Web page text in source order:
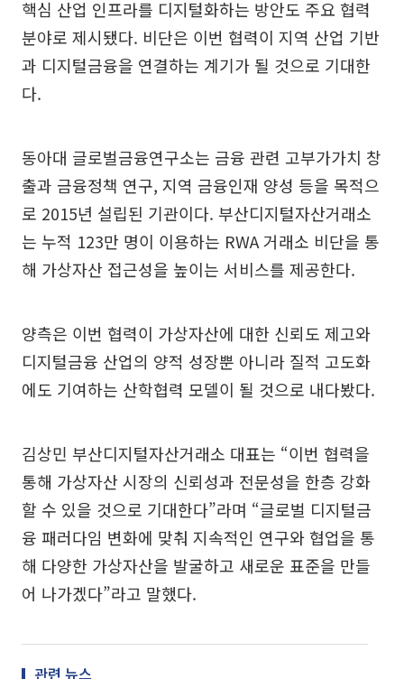
핵심 산업 인프라를 디지털화하는 방안도 주요 협력
분야로 제시됐다. 비단은 이번 협력이 지역 산업 기반
과 디지털금융을 연결하는 계기가 될 것으로 기대한
다.
동아대 글로벌금융연구소는 금융 관련 고부가가치 창
출과 금융정책 연구, 지역 금융인재 양성 등을 목적으
로 2015년 설립된 기관이다. 부산디지털자산거래소
는 누적 123만 명이 이용하는 RWA 거래소 비단을 통
해 가상자산 접근성을 높이는 서비스를 제공한다.
양측은 이번 협력이 가상자산에 대한 신뢰도 제고와
디지털금융 산업의 양적 성장뿐 아니라 질적 고도화
에도 기여하는 산학협력 모델이 될 것으로 내다봤다.
김상민 부산디지털자산거래소 대표는 “이번 협력을
통해 가상자산 시장의 신뢰성과 전문성을 한층 강화
할 수 있을 것으로 기대한다”라며 “글로벌 디지털금
융 패러다임 변화에 맞춰 지속적인 연구와 협업을 통
해 다양한 가상자산을 발굴하고 새로운 표준을 만들
어 나가겠다”라고 말했다.
관련 뉴스